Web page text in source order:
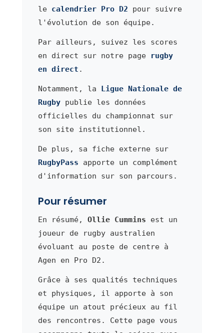
le calendrier Pro D2 pour suivre
l'évolution de son équipe.
Par ailleurs, suivez les scores
en direct sur notre page
rugby
en direct .
Notamment, la Ligue Nationale de
Rugbypublie les données
officielles du championnat sur
son site institutionnel.
De plus, sa fiche externe sur
RugbyPass apporte un complément
d'information sur son parcours.
Pour résumer
En résumé, Ollie Cummins est un
joueur de rugby australien
évoluant au poste de centre à
Agen en Pro D2.
Grâce à ses qualités techniques
et physiques, il apporte à son
équipe un atout précieux au fil
des rencontres. Cette page vous